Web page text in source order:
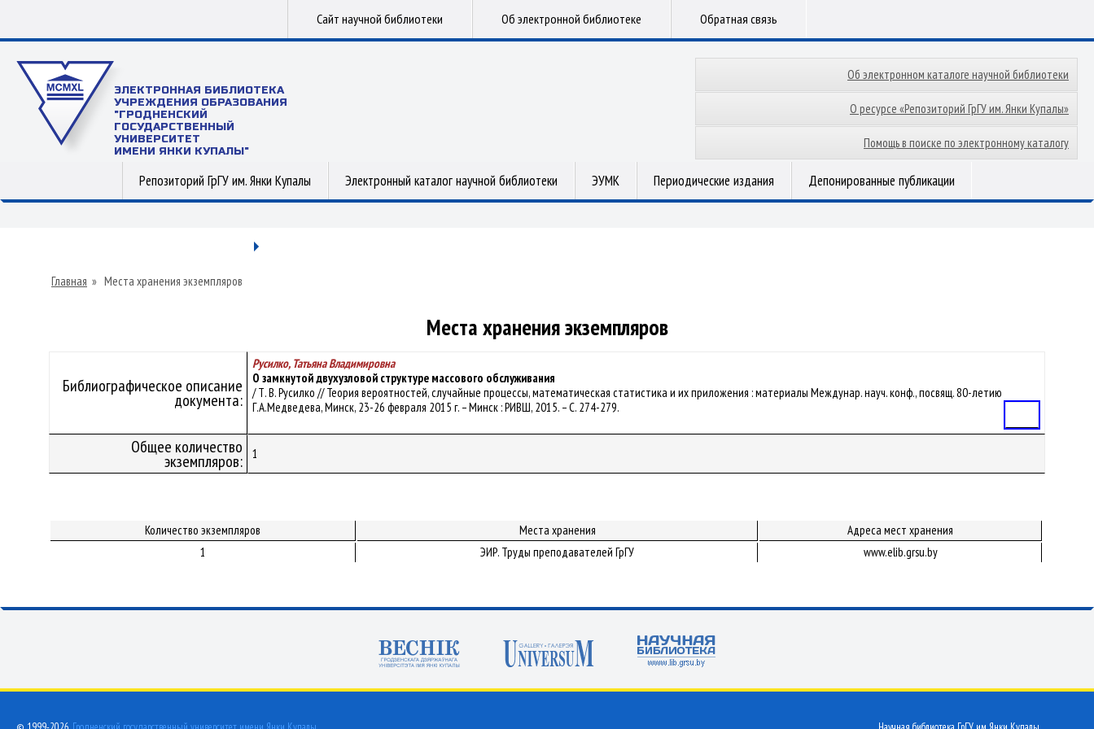
Сайт научной библиотеки Об электронной библиотеке Обратная связь
ЭЛЕКТРОННАЯ БИБЛИОТЕКА
УЧРЕЖДЕНИЯ ОБРАЗОВАНИЯ
"ГРОДНЕНСКИЙ
ГОСУДАРСТВЕННЫЙ
УНИВЕРСИТЕТ
ИМЕНИ ЯНКИ КУПАЛЫ"
Об электронном каталоге научной библиотеки
О ресурсе «Репозиторий ГрГУ им. Янки Купалы»
Помощь в поиске по электронному каталогу
Репозиторий ГрГУ им. Янки Купалы Электронный каталог научной библиотеки ЭУМК Периодические издания Депонированные публикации
Главная » Места хранения экземпляров
Места хранения экземпляров
Библиографическое описание
документа:
Русилко, Татьяна Владимировна
О замкнутой двухузловой структуре массового обслуживания
/ Т. В. Русилко // Теория вероятностей, случайные процессы, математическая статистика и их приложения : материалы Междунар. науч. конф., посвящ. 80-летию
Г.А.Медведева, Минск, 23-26 февраля 2015 г. – Минск : РИВШ, 2015. – С. 274-279.
Общее количество
экземпляров: 1
Количество экземпляров Места хранения
Адреса мест хранения
1
ЭИР. Труды преподавателей ГрГУ www.elib.grsu.by